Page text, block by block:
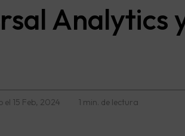
Analytics
el 15 Feb, 2024 1 min. de lectura